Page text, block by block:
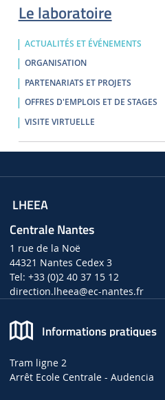
Le laboratoire
ACTUALITÉS ET ÉVÉNEMENTS
ORGANISATION
PARTENARIATS ET PROJETS
OFFRES D'EMPLOIS ET DE STAGES
VISITE VIRTUELLE
LHEEA
Centrale Nantes
1 rue de la Noë
44321 Nantes Cedex 3
Tel: +33 (0)2 40 37 15 12
direction.lheea@ec-nantes.fr
Informations pratiques
Tram ligne 2
Arrêt Ecole Centrale - Audencia